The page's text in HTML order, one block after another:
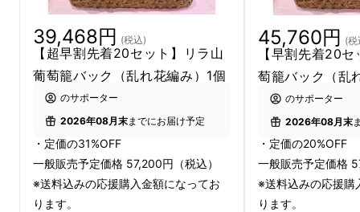
39,468円 (税込)
【超早割先着20セット】リラ山
葡萄籠バック（乱れ花編み）1個
のサポーター
2026年08月末までにお届け予定
・定価の31%OFF
一般販売予定価格 57,200円（税込）
※送料込みの応援購入金額になってお
ります。
45,760円 (税
【早割先着20
萄籠バック（乱
のサポーター
2026年08月末
・定価の20%OFF
一般販売予定価格
※送料込みの応援購
ります。